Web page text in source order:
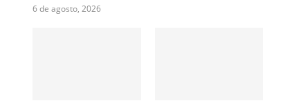
6 de agosto, 2026